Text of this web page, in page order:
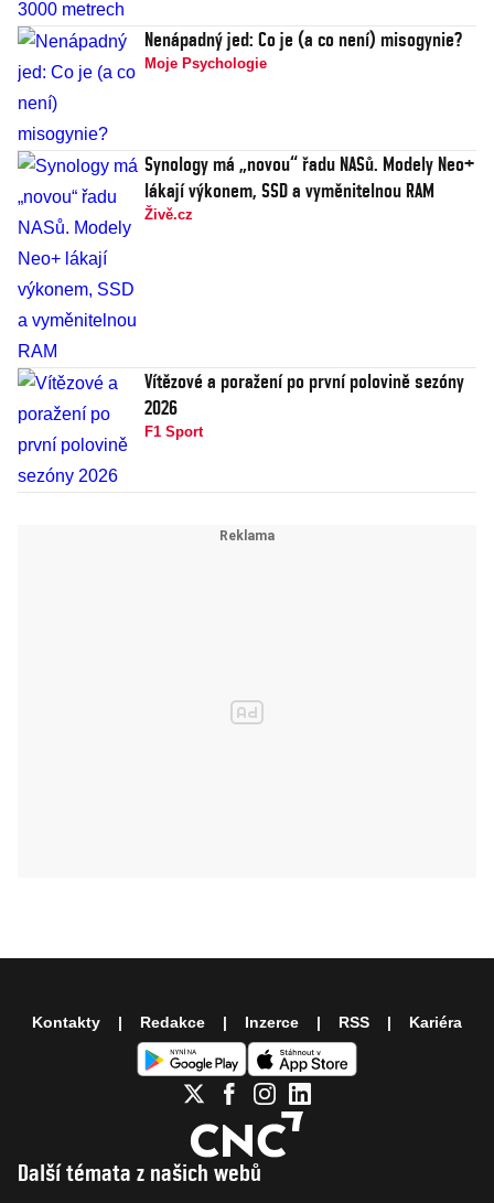
Nenápadný jed: Co je (a co není) misogynie?
Moje Psychologie
Synology má „novou“ řadu NASů. Modely Neo+
lákají výkonem, SSD a vyměnitelnou RAM
Živě.cz
Vítězové a poražení po první polovině sezóny
2026
F1 Sport
Další témata z našich webů
Kontakty Redakce Inzerce RSS Kariéra